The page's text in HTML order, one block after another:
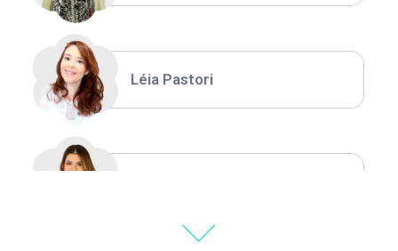
Léia Pastori